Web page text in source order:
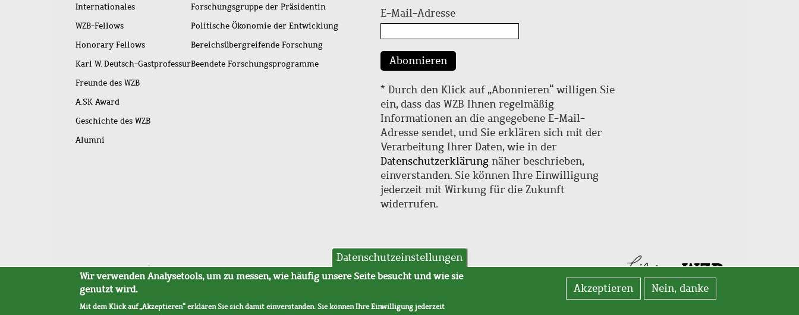
Internationales
WZB-Fellows
Honorary Fellows
Karl W. Deutsch-Gastprofessur
Freunde des WZB
A.SK Award
Geschichte des WZB
Alumni
Forschungsgruppe der Präsidentin
Politische Ökonomie der Entwicklung
Bereichsübergreifende Forschung
Beendete Forschungsprogramme
E-Mail-Adresse
Abonnieren
* Durch den Klick auf „Abonnieren“ willigen Sie
ein, dass das WZB Ihnen regelmäßig
Informationen an die angegebene E-Mail-
Adresse sendet, und Sie erklären sich mit der
Verarbeitung Ihrer Daten, wie in der
Datenschutzerklärung näher beschrieben,
einverstanden. Sie können Ihre Einwilligung
jederzeit mit Wirkung für die Zukunft
widerrufen.
Fußleistenmenü
SitemapBarrierefreiheitImpressumDatenschutzAVB
Datenschutzeinstellungen
Wir verwenden Analysetools, um zu messen, wie häufig unsere Seite besucht und wie sie
genutzt wird.
Mit dem Klick auf „Akzeptieren“ erklären Sie sich damit einverstanden. Sie können Ihre Einwilligung jederzeit
Akzeptieren Nein, danke